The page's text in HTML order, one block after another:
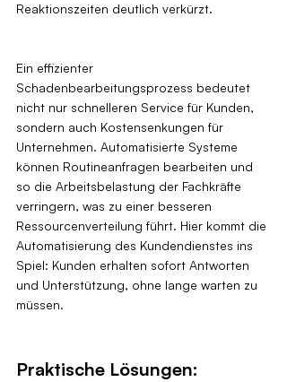
Reaktionszeiten deutlich verkürzt.
Ein effizienter
Schadenbearbeitungsprozess bedeutet
nicht nur schnelleren Service für Kunden,
sondern auch Kostensenkungen für
Unternehmen. Automatisierte Systeme
können Routineanfragen bearbeiten und
so die Arbeitsbelastung der Fachkräfte
verringern, was zu einer besseren
Ressourcenverteilung führt. Hier kommt die
Automatisierung des Kundendienstes ins
Spiel: Kunden erhalten sofort Antworten
und Unterstützung, ohne lange warten zu
müssen.
Praktische Lösungen: